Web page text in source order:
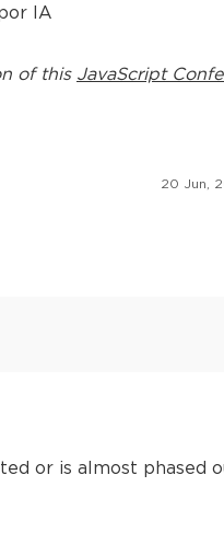
IA
of this JavaScript
20 Jun,
or is almost phased